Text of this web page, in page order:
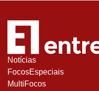
Notícias
FocosEspeciais
MultiFocos